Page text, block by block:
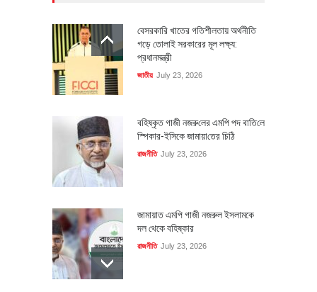
বেসরকারি খাতের গতিশীলতায় অর্থনীতি
গড়ে তোলাই সরকারের মূল লক্ষ্য:
প্রধানমন্ত্রী
জাতীয় July 23, 2026
বহিষ্কৃত গাজী নজরু‌লের এম‌পি পদ বা‌তি‌লে
স্পিকার-ইসিকে জামায়া‌তের চি‌ঠি
রাজনীতি July 23, 2026
জামায়াত এমপি গাজী নজরুল ইসলামকে
দল থেকে বহিষ্কার
রাজনীতি July 23, 2026